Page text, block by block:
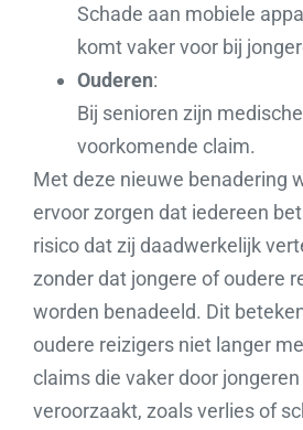
Schade aan mobiele
komt vaker voor bij
Ouderen:
Bij senioren zijn
voorkomende claim.
Met deze nieuwe benadering
ervoor zorgen dat iedereen
risico dat zij daadwerkelijk
zonder dat jongere of oudere
worden benadeeld. Dit
oudere reizigers niet langer
claims die vaker door
veroorzaakt, zoals verlies of